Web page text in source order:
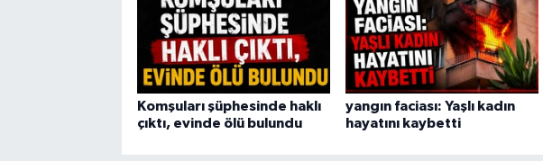
Komşuları şüphesinde haklı
çıktı, evinde ölü bulundu
yangın faciası: Yaşlı kadın
hayatını kaybetti